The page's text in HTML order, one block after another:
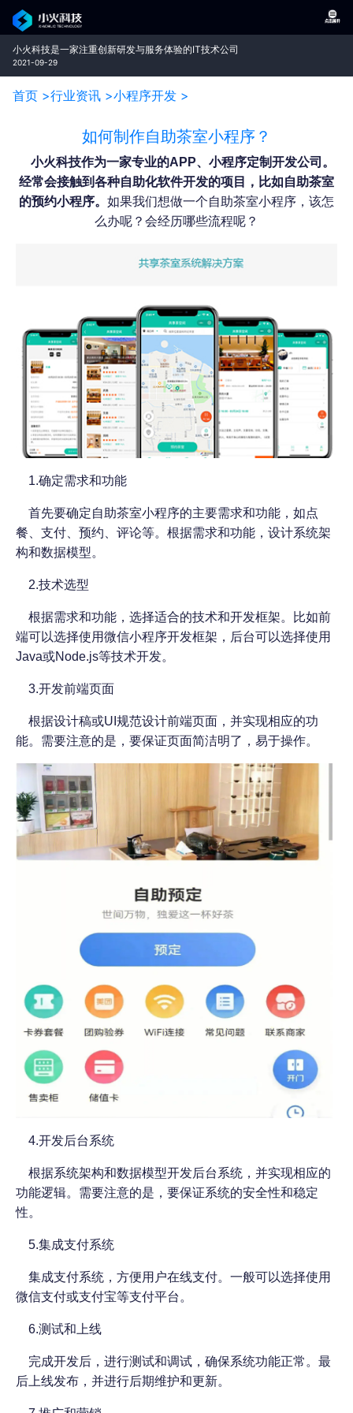
小火科技是一家注重创新研发与服务体验的IT技术公司
2021-09-29
首页 >行业资讯 >小程序开发 >
如何制作自助茶室小程序？
小火科技作为一家专业的APP、小程序定制开发公司。
经常会接触到各种自助化软件开发的项目，比如自助茶室
的预约小程序。 如果我们想做一个自助茶室小程序，该怎
么办呢？会经历哪些流程呢？
1.确定需求和功能
首先要确定自助茶室小程序的主要需求和功能，如点
餐、支付、预约、评论等。根据需求和功能，设计系统架
构和数据模型。
2.技术选型
根据需求和功能，选择适合的技术和开发框架。比如前
端可以选择使用微信小程序开发框架，后台可以选择使用
Java或Node.js等技术开发。
3.开发前端页面
根据设计稿或UI规范设计前端页面，并实现相应的功
能。需要注意的是，要保证页面简洁明了，易于操作。
4.开发后台系统
根据系统架构和数据模型开发后台系统，并实现相应的
功能逻辑。需要注意的是，要保证系统的安全性和稳定
性。
5.集成支付系统
集成支付系统，方便用户在线支付。一般可以选择使用
微信支付或支付宝等支付平台。
6.测试和上线
完成开发后，进行测试和调试，确保系统功能正常。最
后上线发布，并进行后期维护和更新。